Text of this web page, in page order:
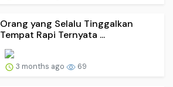
Orang yang Selalu Tinggalkan
Tempat Rapi Ternyata ...
3 months ago 69